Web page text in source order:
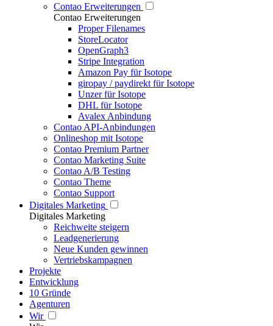
Contao Erweiterungen
Contao Erweiterungen
Proper Filenames
StoreLocator
OpenGraph3
Stripe Integration
Amazon Pay für Isotope
giropay / paydirekt für Isotope
Unzer für Isotope
DHL für Isotope
Avalex Anbindung
Contao API-Anbindungen
Onlineshop mit Isotope
Contao Premium Partner
Contao Marketing Suite
Contao A/B Testing
Contao Theme
Contao Support
Digitales Marketing
Digitales Marketing
Reichweite steigern
Leadgenerierung
Neue Kunden gewinnen
Vertriebskampagnen
Projekte
Entwicklung
10 Gründe
Agenturen
Wir